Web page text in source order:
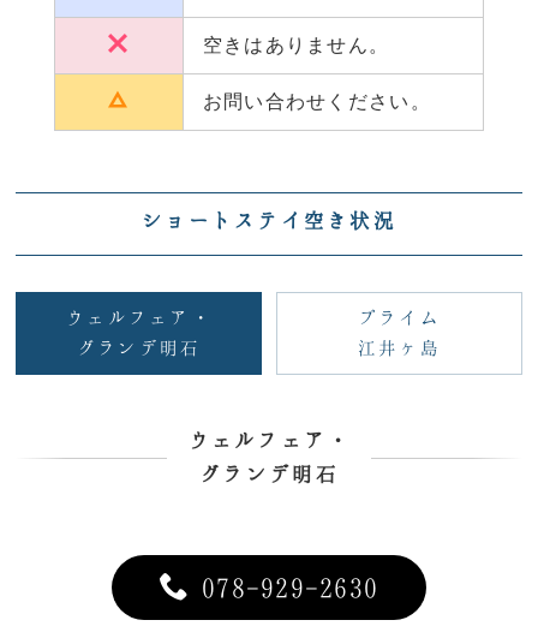
空きはありません。
お問い合わせください。
ショートステイ空き状況
ウェルフェア・
グランデ明石
プライム
江井ヶ島
ウェルフェア・
グランデ明石
078-929-2630